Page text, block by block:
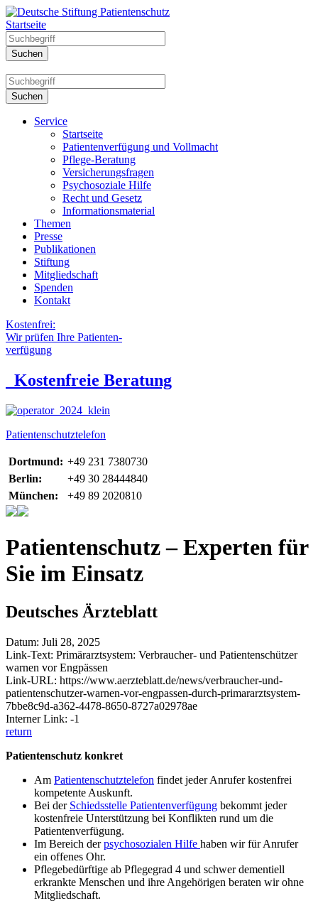
Startseite
Service
Startseite
Patientenverfügung und Vollmacht
Pflege-Beratung
Versicherungsfragen
Psychosoziale Hilfe
Recht und Gesetz
Informationsmaterial
Themen
Presse
Publikationen
Stiftung
Mitgliedschaft
Spenden
Kontakt
Kostenfrei:
Wir prüfen Ihre Patienten-
verfügung
Kostenfreie Beratung
Patientenschutztelefon
Dortmund: +49 231 7380730
Berlin:
+49 30 28444840
München:
+49 89 2020810
Patientenschutz – Experten für
Sie im Einsatz
Deutsches Ärzteblatt
Datum: Juli 28, 2025
Link-Text: Primärarztsystem: Verbraucher- und Patientenschützer
warnen vor Engpässen
Link-URL: https://www.aerzteblatt.de/news/verbraucher-und-
patientenschutzer-warnen-vor-engpassen-durch-primararztsystem-
7bbe8c9d-a362-4478-8650-8727a02978ae
Interner Link: -1
return
Patientenschutz konkret
Am Patientenschutztelefon findet jeder Anrufer kostenfrei
kompetente Auskunft.
Bei der Schiedsstelle Patientenverfügung bekommt jeder
kostenfreie Unterstützung bei Konflikten rund um die
Patientenverfügung.
Im Bereich derpsychosozialen Hilfe haben wir für Anrufer
ein offenes Ohr.
Pflegebedürftige ab Pflegegrad 4 und schwer dementiell
erkrankte Menschen und ihre Angehörigen beraten wir ohne
Mitgliedschaft.